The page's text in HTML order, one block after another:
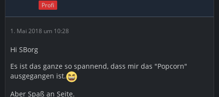
Profi
1. Mai 2018 um 10:28
Hi SBorg
Es ist das ganze so spannend, dass mir das "Popcorn"
ausgegangen ist.
Aber Spaß an Seite.